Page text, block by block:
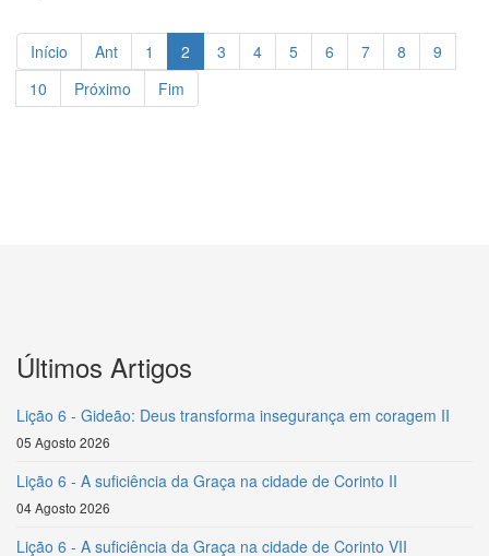
Início Ant 1 2 3 4 5 6 7 8
9
10
Próximo Fim
Últimos Artigos
Lição 6 - Gideão: Deus transforma insegurança em coragem II
05 Agosto 2026
Lição 6 - A suficiência da Graça na cidade de Corinto II
04 Agosto 2026
Lição 6 - A suficiência da Graça na cidade de Corinto VII